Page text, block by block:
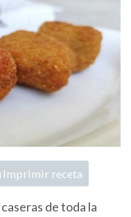
Imprimir receta
de toda la